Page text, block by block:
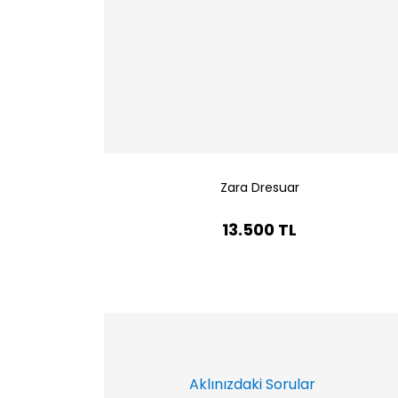
Zara Dresuar
13.500 TL
Aklınızdaki Sorular